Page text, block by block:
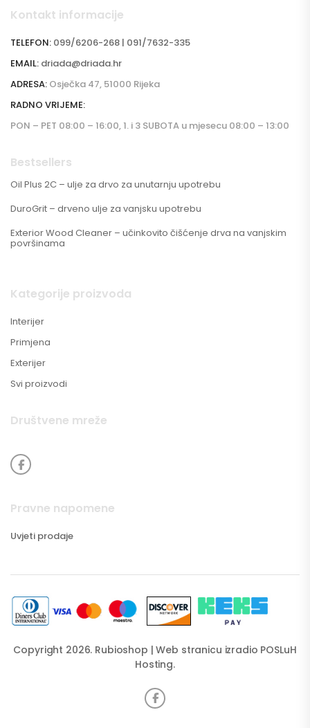
Kontakt informacije
TELEFON: 099/6206-268 | 091/7632-335
EMAIL: driada@driada.hr
ADRESA: Osječka 47, 51000 Rijeka
RADNO VRIJEME:
PON – PET 08:00 – 16:00, 1. i 3 SUBOTA u mjesecu 08:00 – 13:00
Bestsellers
Oil Plus 2C – ulje za drvo za unutarnju upotrebu
DuroGrit – drveno ulje za vanjsku upotrebu
Exterior Wood Cleaner – učinkovito čišćenje drva na vanjskim
površinama
Kategorije proizvoda
Interijer
Primjena
Exterijer
Svi proizvodi
Društvene mreže
Pravne napomene
Uvjeti prodaje
Copyright 2026. Rubioshop | Web stranicu izradio POSLuH
Hosting.